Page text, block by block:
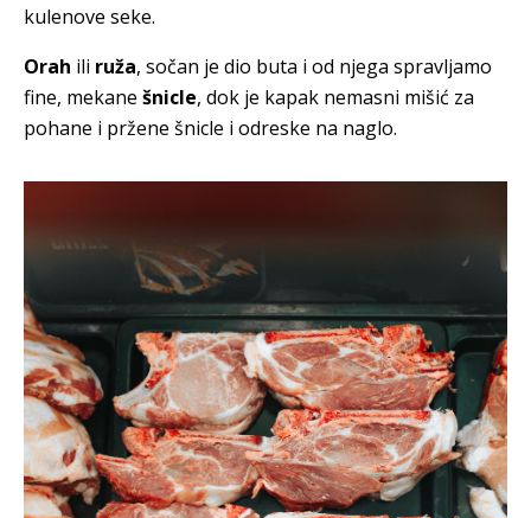
kulenove seke.
Orah ili ruža, sočan je dio buta i od njega spravljamo
fine, mekane šnicle, dok je kapak nemasni mišić za
pohane i pržene šnicle i odreske na naglo.